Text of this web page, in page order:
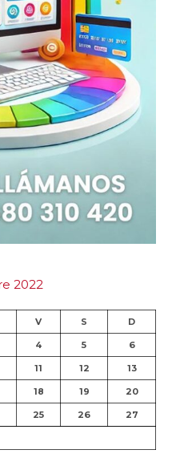
2022
V S D
4 5 6
11 12 13
18 19 20
25 26 27